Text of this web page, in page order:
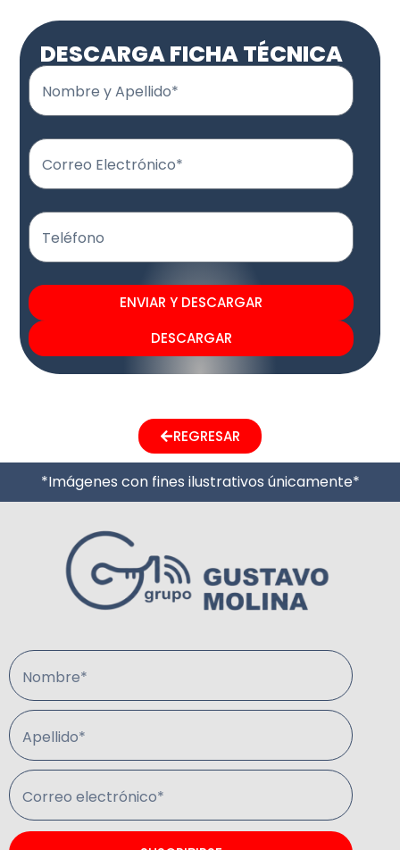
DESCARGA FICHA TÉCNICA
Nombre y Apellido*
Correo Electrónico*
Teléfono
ENVIAR Y DESCARGAR
DESCARGAR
REGRESAR
*Imágenes con fines ilustrativos únicamente*
Nombre*
Apellido*
Correo electrónico*